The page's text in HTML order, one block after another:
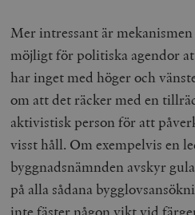
Mer intressant är
möjligt för politiska agendor
har inget med höger och
om att det räcker med en
aktivistisk person för att
visst håll. Om exempelvis en
byggnadsnämnden avskyr
på alla sådana